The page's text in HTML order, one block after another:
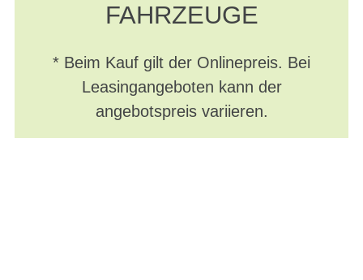
FAHRZEUGE
* Beim Kauf gilt der Onlinepreis. Bei
Leasingangeboten kann der
angebotspreis variieren.